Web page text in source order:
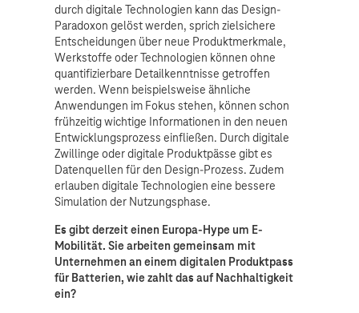
durch digitale Technologien kann das Design-
Paradoxon gelöst werden, sprich zielsichere
Entscheidungen über neue Produktmerkmale,
Werkstoffe oder Technologien können ohne
quantifizierbare Detailkenntnisse getroffen
werden. Wenn beispielsweise ähnliche
Anwendungen im Fokus stehen, können schon
frühzeitig wichtige Informationen in den neuen
Entwicklungsprozess einfließen. Durch digitale
Zwillinge oder digitale Produktpässe gibt es
Datenquellen für den Design-Prozess. Zudem
erlauben digitale Technologien eine bessere
Simulation der Nutzungsphase.
Es gibt derzeit einen Europa-Hype um E-
Mobilität. Sie arbeiten gemeinsam mit
Unternehmen an einem digitalen Produktpass
für Batterien, wie zahlt das auf Nachhaltigkeit
ein?